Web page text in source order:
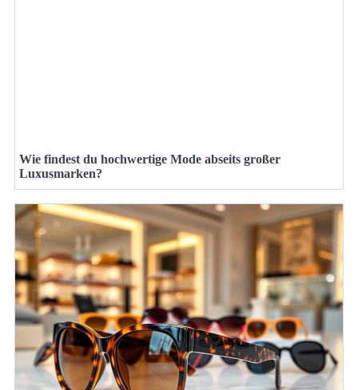
Wie findest du hochwertige Mode abseits großer
Luxusmarken?